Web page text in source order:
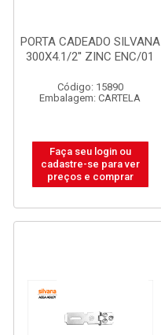
PORTA CADEADO SILVANA
300X4.1/2'' ZINC ENC/01
Código: 15890
Embalagem: CARTELA
Faça seu login ou
cadastre-se para ver
preços e comprar